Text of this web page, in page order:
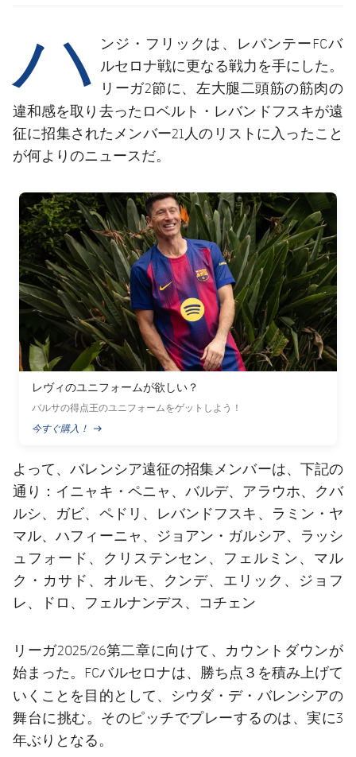
順位表
チケット
順位表
ハ
ンジ・フリックは、レバンテーFCバ
ルセロナ戦に更なる戦力を手にした。
リーガ2節に、左大腿二頭筋の筋肉の
違和感を取り去った ロベルト・レバンドフスキが遠
征に招集されたメンバー21人のリストに入ったこと
が何よりのニュースだ。
FC Barcelona club badge
レヴィのユニフォームが欲しい？
バルサの得点王のユニフォームをゲットしよう！
今すぐ購入！
PUBLISHED NEWS
よって、バレンシア遠征の招集メンバーは、下記の
通り：イニャキ・ペニャ、バルデ、アラウホ、クバ
ルシ、ガビ、ペドリ、レバンドフスキ、ラミン・ヤ
マル、ハフィーニャ、ジョアン・ガルシア、ラッシ
ュフォード、クリステンセン、フェルミン、マル
ク・カサド、オルモ、クンデ、エリック、ジョフ
レ、ドロ、フェルナンデス、コチェン
リーガ2025/26第二章に向けて、カウントダウンが
始まった。FCバルセロナは、勝ち点３を積み上げて
いくことを目的として、 シウダ・デ・バレンシアの
舞台に挑む。そのピッチでプレーするのは、実に3
年ぶりとなる。